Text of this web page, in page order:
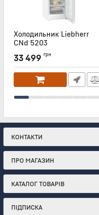
Холодильник Liebherr
CNd 5203
CND5203
33 499 грн
КОНТАКТИ
ПРО МАГАЗИН
КАТАЛОГ ТОВАРІВ
ПІДПИСКА